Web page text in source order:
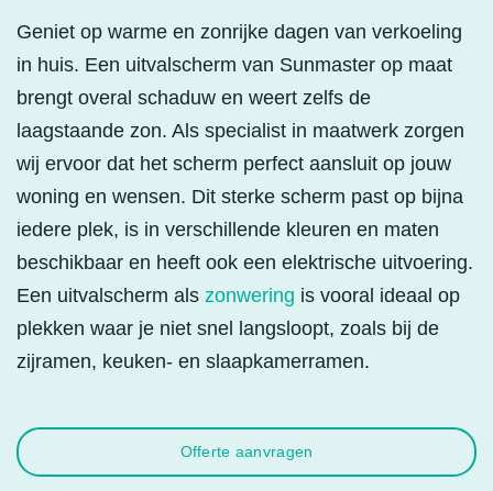
Geniet op warme en zonrijke dagen van verkoeling
in huis. Een uitvalscherm van Sunmaster op maat
brengt overal schaduw en weert zelfs de
laagstaande zon. Als specialist in maatwerk zorgen
wij ervoor dat het scherm perfect aansluit op jouw
woning en wensen. Dit sterke scherm past op bijna
iedere plek, is in verschillende kleuren en maten
beschikbaar en heeft ook een elektrische uitvoering.
Een uitvalscherm als zonwering is vooral ideaal op
plekken waar je niet snel langsloopt, zoals bij de
zijramen, keuken- en slaapkamerramen.
Offerte aanvragen